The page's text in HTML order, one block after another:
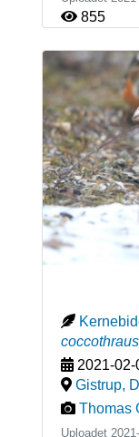
855
2021-02-
Gistrup,
Thomas
Uploadet